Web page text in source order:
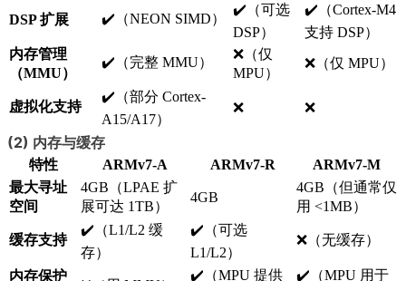
DSP 扩展 ✔️（NEON SIMD）
✔️（可选
DSP）
✔️（Cortex-M4
支持 DSP）
内存管理
（MMU）
✔️（完整 MMU）
❌（仅
MPU）
❌（仅 MPU）
虚拟化支持
✔️（部分 Cortex-
A15/A17）
❌ ❌
(2) 内存与缓存
特性 ARMv7-A ARMv7-R
ARMv7-M
最大寻址
空间
4GB（LPAE 扩
展可达 1TB）
4GB
4GB（但通常仅
用 <1MB）
缓存支持
✔️（L1/L2 缓
存）
✔️（可选
L1/L2）
❌（无缓存）
内存保护
✔️（MPU 提供
✔️（MPU 用于